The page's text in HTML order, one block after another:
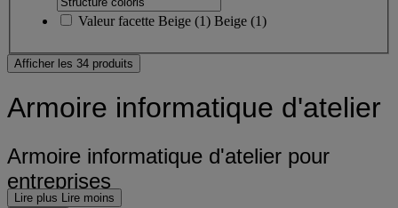
Valeur facette Beige (1) Beige (1)
Afficher les 34 produits
Armoire informatique d'atelier
Armoire informatique d'atelier pour
entreprises
Lire plus Lire moins